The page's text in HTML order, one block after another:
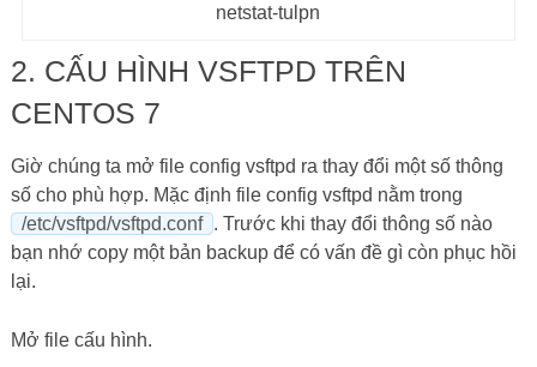
netstat-tulpn
2. CẤU HÌNH VSFTPD TRÊN
CENTOS 7
Giờ chúng ta mở file config vsftpd ra thay đổi một số thông
số cho phù hợp. Mặc định file config vsftpd nằm trong
/etc/vsftpd/vsftpd.conf . Trước khi thay đổi thông số nào
bạn nhớ copy một bản backup để có vấn đề gì còn phục hồi
lại.
Mở file cấu hình.